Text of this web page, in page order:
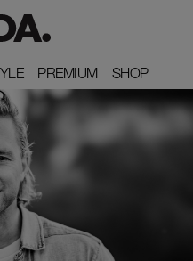
PREMIUM
PREMIUM SHOP
SHOP